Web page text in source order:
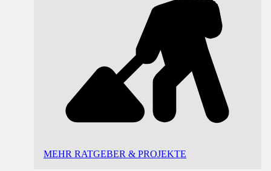
MEHR RATGEBER & PROJEKTE